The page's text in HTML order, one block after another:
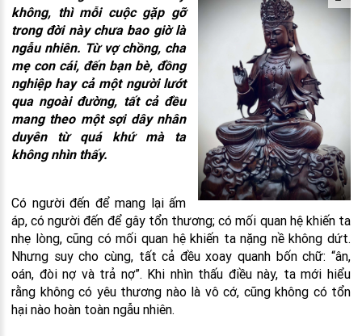
không, thì mỗi cuộc gặp gỡ
trong đời này chưa bao giờ là
ngẫu nhiên. Từ vợ chồng, cha
mẹ con cái, đến bạn bè, đồng
nghiệp hay cả một người lướt
qua ngoài đường, tất cả đều
mang theo một sợi dây nhân
duyên từ quá khứ mà ta
không nhìn thấy.
Có người đến để mang lại ấm
áp, có người đến để gây tổn thương; có mối quan hệ khiến ta
nhẹ lòng, cũng có mối quan hệ khiến ta nặng nề không dứt.
Nhưng suy cho cùng, tất cả đều xoay quanh bốn chữ: “ân,
oán, đòi nợ và trả nợ”. Khi nhìn thấu điều này, ta mới hiểu
rằng không có yêu thương nào là vô cớ, cũng không có tổn
hại nào hoàn toàn ngẫu nhiên.